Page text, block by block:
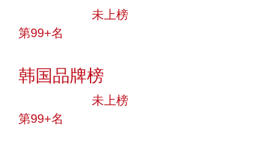
未上榜
第99+名
韩国品牌榜
未上榜
第99+名